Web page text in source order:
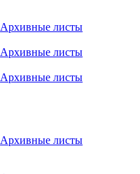
Архивные листы
Архивные листы
Архивные листы
Архивные листы